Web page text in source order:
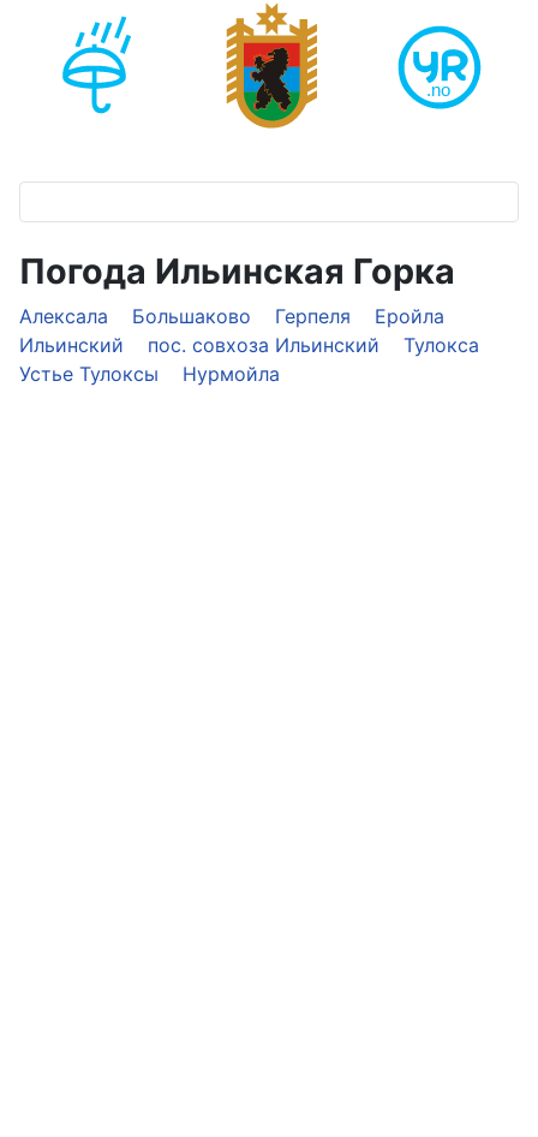
Погода Ильинская Горка
Алексала Большаково Герпеля
Еройла
Ильинский
пос. совхоза Ильинский
Тулокса
Устье Тулоксы
Нурмойла